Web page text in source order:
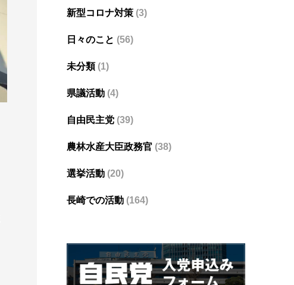
新型コロナ対策 (3)
日々のこと (56)
未分類(1)
県議活動 (4)
自由民主党 (39)
農林水産大臣政務官 (38)
選挙活動 (20)
長崎での活動 (164)